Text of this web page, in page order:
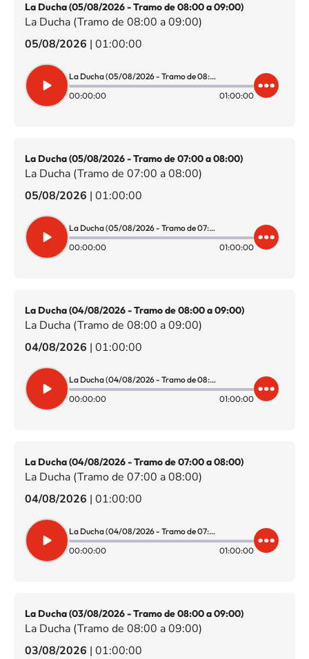
La Ducha (05/08/2026 - Tramo de 08:00 a 09:00)
La Ducha (Tramo de 08:00 a 09:00)
05/08/2026 | 01:00:00
La Ducha (05/08/2026 - Tramo de 08:00 a 09:00)
00:00:00
01:00:00
La Ducha (05/08/2026 - Tramo de 07:00 a 08:00)
La Ducha (Tramo de 07:00 a 08:00)
05/08/2026 | 01:00:00
La Ducha (05/08/2026 - Tramo de 07:00 a 08:00)
00:00:00
01:00:00
La Ducha (04/08/2026 - Tramo de 08:00 a 09:00)
La Ducha (Tramo de 08:00 a 09:00)
04/08/2026 | 01:00:00
La Ducha (04/08/2026 - Tramo de 08:00 a 09:00)
00:00:00
01:00:00
La Ducha (04/08/2026 - Tramo de 07:00 a 08:00)
La Ducha (Tramo de 07:00 a 08:00)
04/08/2026 | 01:00:00
La Ducha (04/08/2026 - Tramo de 07:00 a 08:00)
00:00:00
01:00:00
La Ducha (03/08/2026 - Tramo de 08:00 a 09:00)
La Ducha (Tramo de 08:00 a 09:00)
03/08/2026 | 01:00:00